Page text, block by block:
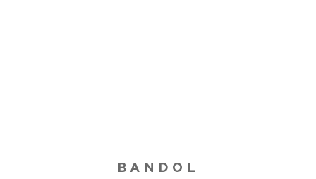
BANDOL